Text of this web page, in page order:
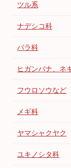
ツル系
ナデシコ科
バラ科
ヒガンバナ、ネ
フウロソウなど
メギ科
ヤマシャクヤク
ユキノシタ科